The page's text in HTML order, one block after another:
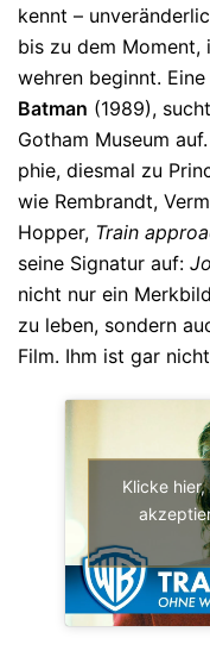
kennt –
bis zu dem
wehren beginnt.
Batman (1989),
Gotham Museum
phie, diesmal zu
wie Rembrandt,
Hopper, Train
seine Signatur auf:
nicht nur ein
zu leben, son­dern
Film. Ihm ist gar
Klicke